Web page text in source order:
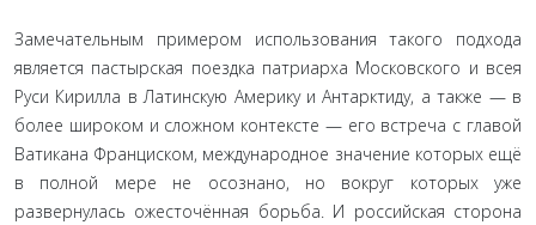
Замечательным примером использования такого подхода
является пастырская поездка патриарха Московского и всея
Руси Кирилла в Латинскую Америку и Антарктиду, а также — в
более широком и сложном контексте — его встреча с главой
Ватикана Франциском, международное значение которых ещё
в полной мере не осознано, но вокруг которых уже
развернулась ожесточённая борьба. И российская сторона